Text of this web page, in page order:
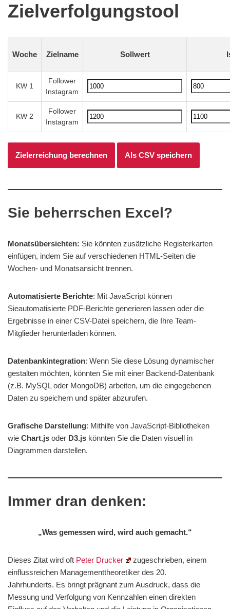
Zielverfolgungstool
Woche Zielname Sollwert
KW 1
Follower
Instagram
KW 2
Follower
Instagram
Zielerreichung berechnen Als CSV speichern
Sie beherrschen Excel?
Monatsübersichten: Sie könnten zusätzliche Registerkarten
einfügen, indem Sie auf verschiedenen HTML-Seiten die
Wochen- und Monatsansicht trennen.
Automatisierte Berichte: Mit JavaScript können
Sieautomatisierte PDF-Berichte generieren lassen oder die
Ergebnisse in einer CSV-Datei speichern, die Ihre Team-
Mitglieder herunterladen können.
Datenbankintegration: Wenn Sie diese Lösung dynamischer
gestalten möchten, könnten Sie mit einer Backend-Datenbank
(z.B. MySQL oder MongoDB) arbeiten, um die eingegebenen
Daten zu speichern und später abzurufen.
Grafische Darstellung: Mithilfe von JavaScript-Bibliotheken
wie Chart.js oder D3.js könnten Sie die Daten visuell in
Diagrammen darstellen.
Immer dran denken:
„Was gemessen wird, wird auch gemacht.“
Dieses Zitat wird oft Peter Drucker
zugeschrieben, einem
einflussreichen Managementtheoretiker des 20.
Jahrhunderts. Es bringt prägnant zum Ausdruck, dass die
Messung und Verfolgung von Kennzahlen einen direkten